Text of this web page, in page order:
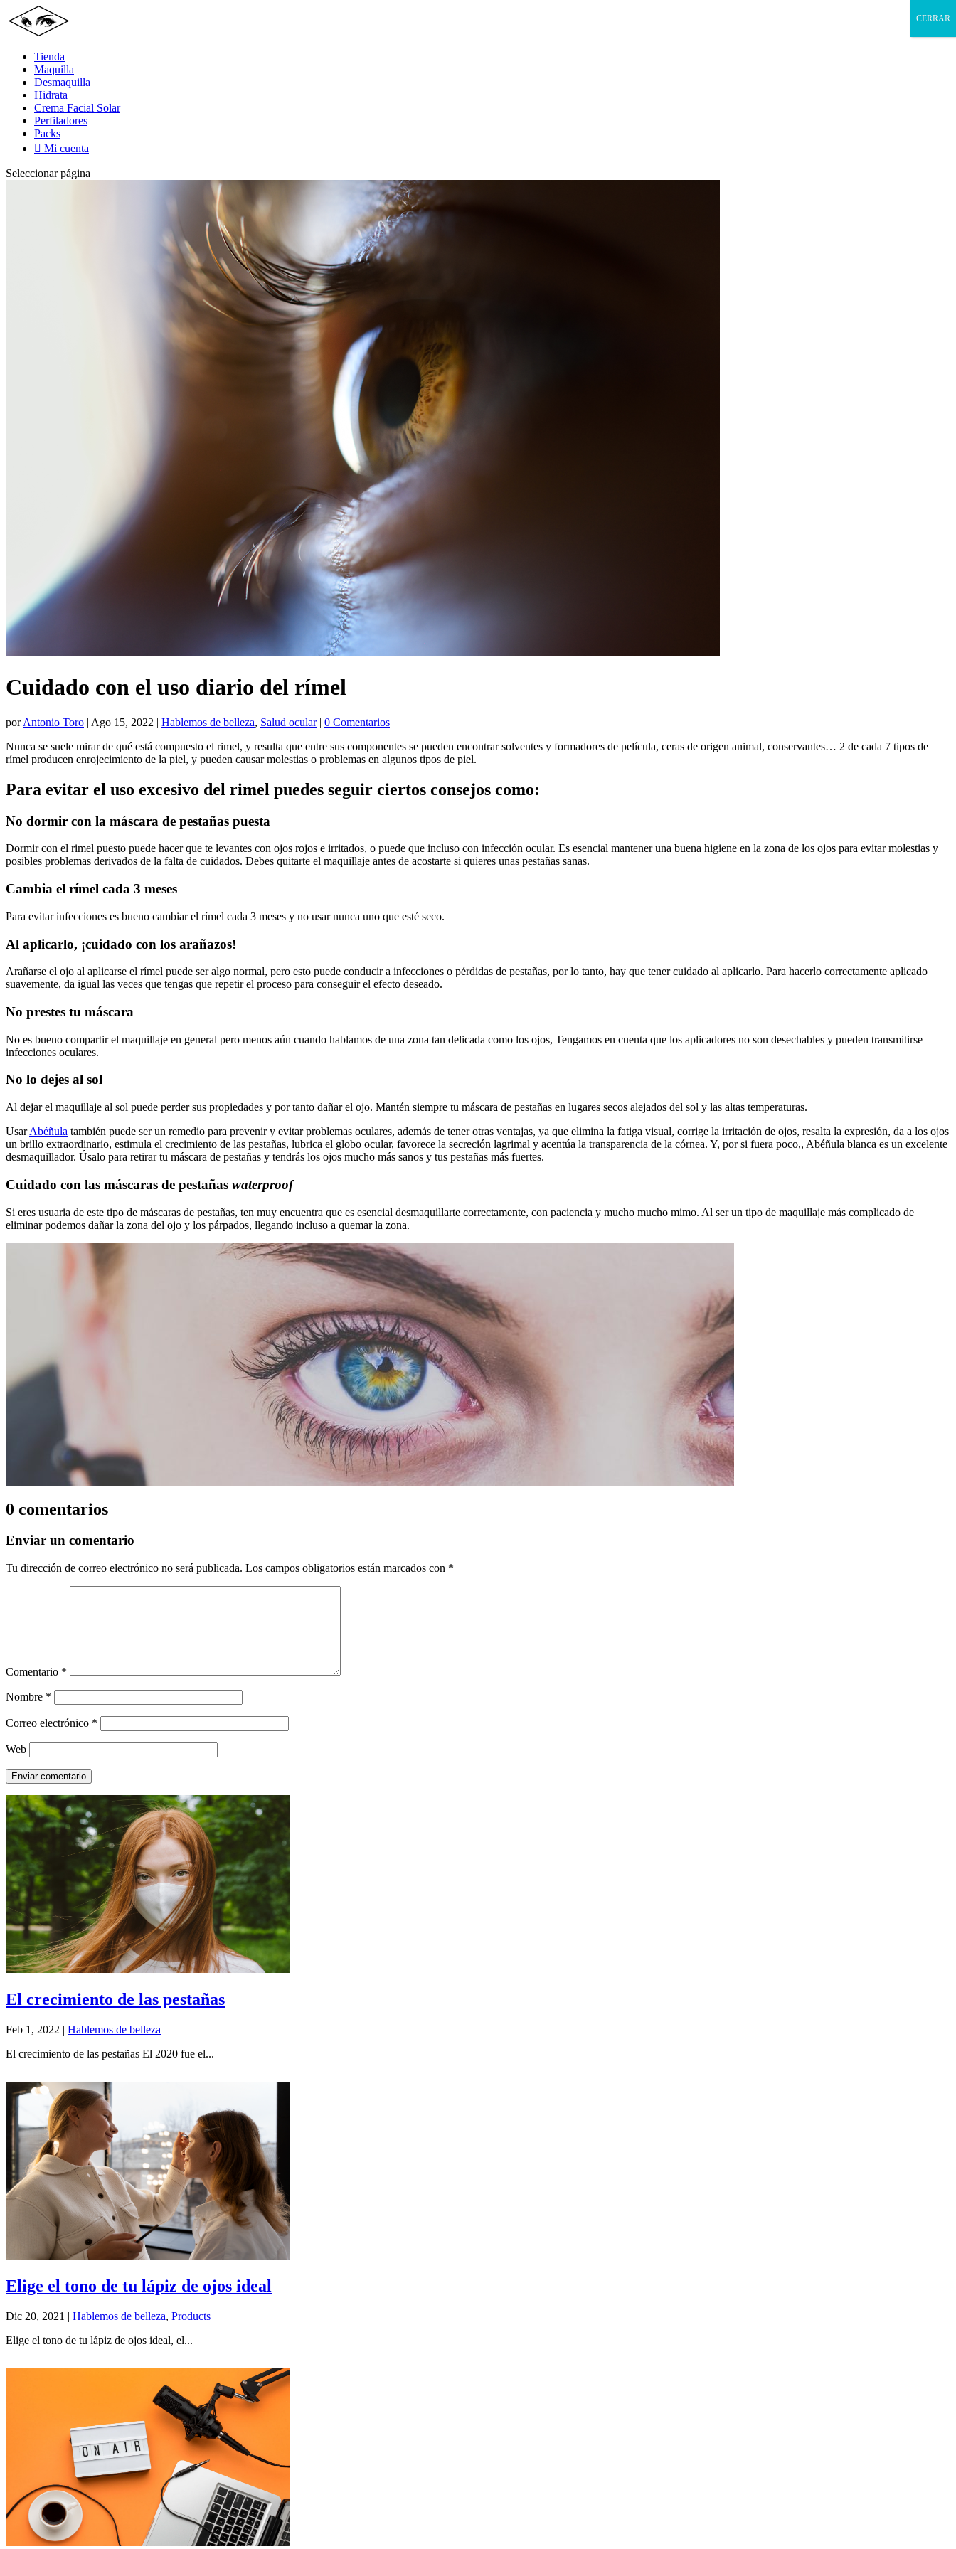
Tienda
Maquilla
Desmaquilla
Hidrata
Crema Facial Solar
Perfiladores
Packs
 Mi cuenta
Seleccionar página
Cuidado con el uso diario del rímel
porAntonio Toro | Ago 15, 2022 | Hablemos de belleza, Salud ocular| 0 Comentarios
Nunca se suele mirar de qué está compuesto el rimel, y resulta que entre sus componentes se pueden encontrar solventes y formadores de película, ceras de origen animal, conservantes… 2 de cada 7 tipos de
rímel producen enrojecimiento de la piel, y pueden causar molestias o problemas en algunos tipos de piel.
Para evitar el uso excesivo del rimel puedes seguir ciertos consejos como:
No dormir con la máscara de pestañas puesta
Dormir con el rimel puesto puede hacer que te levantes con ojos rojos e irritados, o puede que incluso con infección ocular. Es esencial mantener una buena higiene en la zona de los ojos para evitar molestias y
posibles problemas derivados de la falta de cuidados. Debes quitarte el maquillaje antes de acostarte si quieres unas pestañas sanas.
Cambia el rímel cada 3 meses
Para evitar infecciones es bueno cambiar el rímel cada 3 meses y no usar nunca uno que esté seco.
Al aplicarlo, ¡cuidado con los arañazos!
Arañarse el ojo al aplicarse el rímel puede ser algo normal, pero esto puede conducir a infecciones o pérdidas de pestañas, por lo tanto, hay que tener cuidado al aplicarlo. Para hacerlo correctamente aplicado
suavemente, da igual las veces que tengas que repetir el proceso para conseguir el efecto deseado.
No prestes tu máscara
No es bueno compartir el maquillaje en general pero menos aún cuando hablamos de una zona tan delicada como los ojos, Tengamos en cuenta que los aplicadores no son desechables y pueden transmitirse
infecciones oculares.
No lo dejes al sol
Al dejar el maquillaje al sol puede perder sus propiedades y por tanto dañar el ojo. Mantén siempre tu máscara de pestañas en lugares secos alejados del sol y las altas temperaturas.
UsarAbéñula también puede ser un remedio para prevenir y evitar problemas oculares, además de tener otras ventajas, ya que elimina la fatiga visual, corrige la irritación de ojos, resalta la expresión, da a los ojos
un brillo extraordinario, estimula el crecimiento de las pestañas, lubrica el globo ocular, favorece la secreción lagrimal y acentúa la transparencia de la córnea. Y, por si fuera poco,, Abéñula blanca es un excelente
desmaquillador. Úsalo para retirar tu máscara de pestañas y tendrás los ojos mucho más sanos y tus pestañas más fuertes.
Cuidado con las máscaras de pestañas waterproof
Si eres usuaria de este tipo de máscaras de pestañas, ten muy encuentra que es esencial desmaquillarte correctamente, con paciencia y mucho mucho mimo. Al ser un tipo de maquillaje más complicado de
eliminar podemos dañar la zona del ojo y los párpados, llegando incluso a quemar la zona.
0 comentarios
Enviar un comentario
Tu dirección de correo electrónico no será publicada. Los campos obligatorios están marcados con *
Comentario *
Nombre *
Correo electrónico *
Web
Enviar comentario
El crecimiento de las pestañas
Feb 1, 2022 | Hablemos de belleza
El crecimiento de las pestañas El 2020 fue el...
Elige el tono de tu lápiz de ojos ideal
Dic 20, 2021 | Hablemos de belleza, Products
Elige el tono de tu lápiz de ojos ideal, el...
CERRAR